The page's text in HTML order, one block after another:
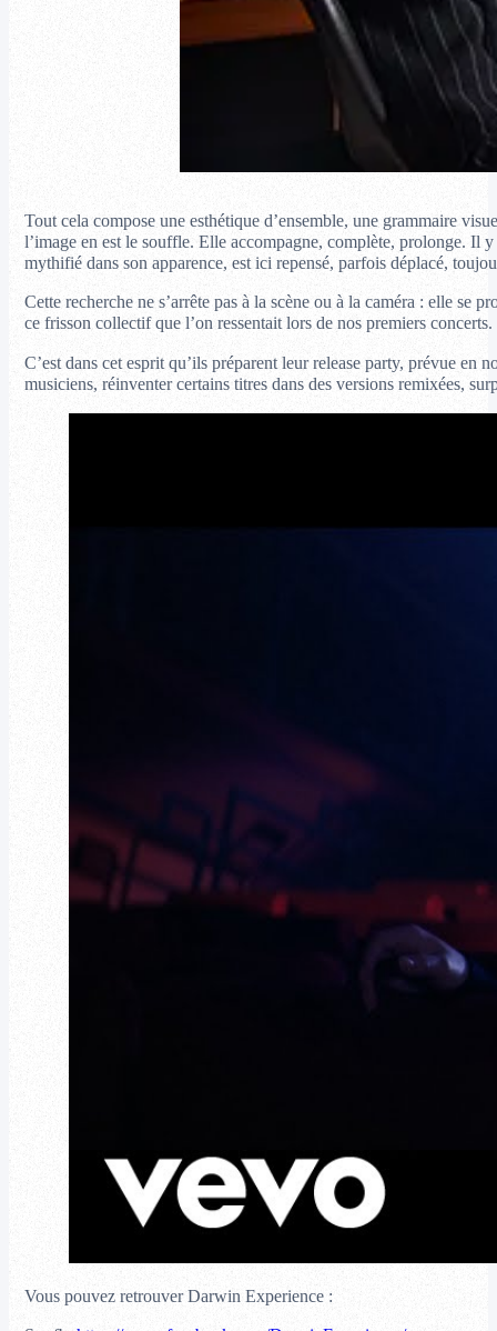
Tout cela compose une esthétique d’ensemble, une grammaire
l’image en est le souffle. Elle accompagne, complète, prolonge. Il
mythifié dans son apparence, est ici repensé, parfois déplacé,
Cette recherche ne s’arrête pas à la scène ou à la caméra : elle se
ce frisson collectif que l’on ressentait lors de nos premiers
C’est dans cet esprit qu’ils préparent leur release party, prévue en
musiciens, réinventer certains titres dans des versions remixées,
Vous pouvez retrouver Darwin Experience :